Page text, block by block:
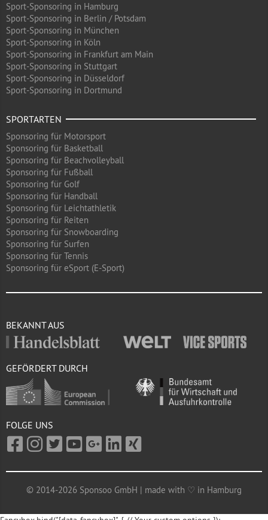
Sport-Sponsoring in Hamburg
Sport-Sponsoring in Berlin / Potsdam
Sport-Sponsoring in München
Sport-Sponsoring in Köln
Sport-Sponsoring in Frankfurt am Main
Sport-Sponsoring in Stuttgart
Sport-Sponsoring in Düsseldorf
Sport-Sponsoring in Dortmund
SPORTARTEN
Sponsoring für Motorsport
Sponsoring für Basketball
Sponsoring für Beachvolleyball
Sponsoring für Fußball
Sponsoring für Golf
Sponsoring für Handball
Sponsoring für Leichtathletik
Sponsoring für Reiten
Sponsoring für Snowboarding
Sponsoring für Surfen
Sponsoring für Tennis
Sponsoring für eSport (E-Sport)
BEKANNT AUS
GEFÖRDERT DURCH
FOLGE UNS
© 2014-2026 Sponsoo GmbH | made with ♡ in Hamburg